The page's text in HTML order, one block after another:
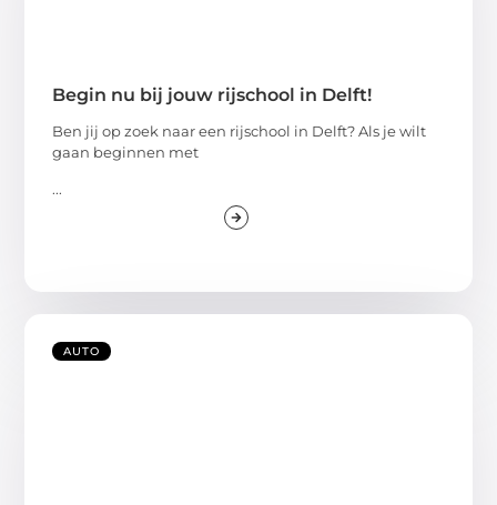
Begin nu bij jouw rijschool in Delft!
Ben jij op zoek naar een rijschool in Delft? Als je wilt
gaan beginnen met
...
AUTO